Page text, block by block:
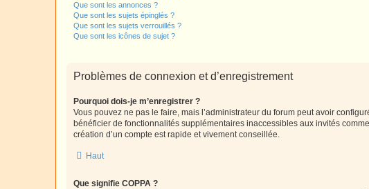
Que sont les annonces ?
Que sont les sujets épinglés ?
Que sont les sujets verrouillés ?
Que sont les icônes de sujet ?
Problèmes de connexion et d’enregistrement
Pourquoi dois-je m’enregistrer ?
Vous pouvez ne pas le faire, mais l’administrateur du forum peut avoir
bénéficier de fonctionnalités supplémentaires inaccessibles aux invités
création d’un compte est rapide et vivement conseillée.
Haut
Que signifie COPPA ?